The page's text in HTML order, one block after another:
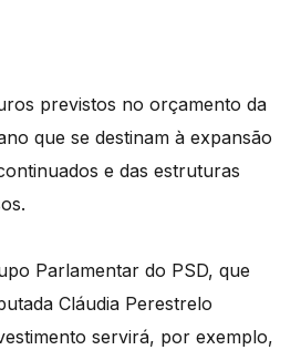
previstos no orçamento da
que se destinam à expansão
e das estruturas
Parlamentar do PSD, que
Cláudia Perestrelo
servirá, por exemplo,